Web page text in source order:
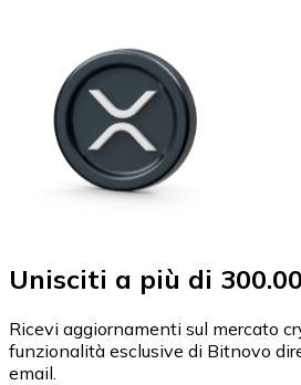
Unisciti a più di
Ricevi aggiornamenti sul mercato
funzionalità esclusive di Bitnovo
email.